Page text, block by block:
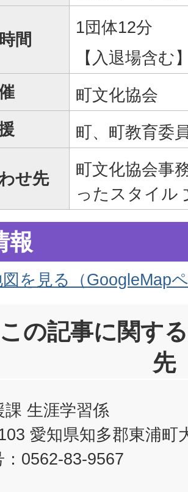
間
1団体12分
【入退場含む
町文化協会
町、町教育委
せ先
町文化協会事
ったスタイル
報
を見る（GoogleMap
この記事に関す
先
課 生涯学習係
愛知県知多郡東浦町
：0562-83-9567